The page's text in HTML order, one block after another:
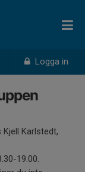
Logga in
Karlstedt,
19.00.